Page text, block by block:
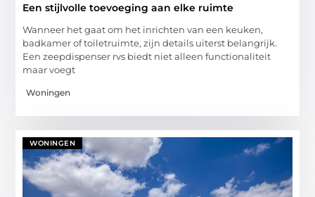
Een stijlvolle toevoeging aan elke ruimte
Wanneer het gaat om het inrichten van een keuken,
badkamer of toiletruimte, zijn details uiterst belangrijk.
Een zeepdispenser rvs biedt niet alleen functionaliteit
maar voegt
Woningen
WONINGEN